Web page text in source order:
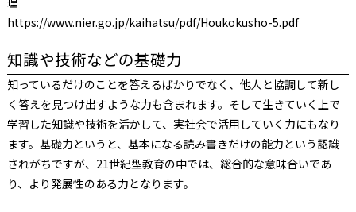
https://www.nier.go.jp/kaihatsu/pdf/Houkokusho-5.pdf
知識や技術などの基礎力
知っているだけのことを答えるばかりでなく、他人と協調して新し
く答えを見つけ出すような力も含まれます。そして生きていく上で
学習した知識や技術を活かして、実社会で活用していく力にもなり
ます。基礎力というと、基本になる読み書きだけの能力という認識
されがちですが、21世紀型教育の中では、総合的な意味合いであ
り、より発展性のある力となります。